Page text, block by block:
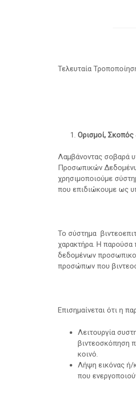
Τελευταία
Ορισμοί,
Λαμβάνοντας σοβαρά
Προσωπικών
χρησιμοποιούμε
που επιδιώκουμε ως
Το σύστημα
χαρακτήρα. Η παρούσα
δεδομένων
προσώπων που
Επισημαίνεται ότι η
Λειτουργία
βιντεοσκόπηση
κοινό.
Λήψη εικόνας ή/
που